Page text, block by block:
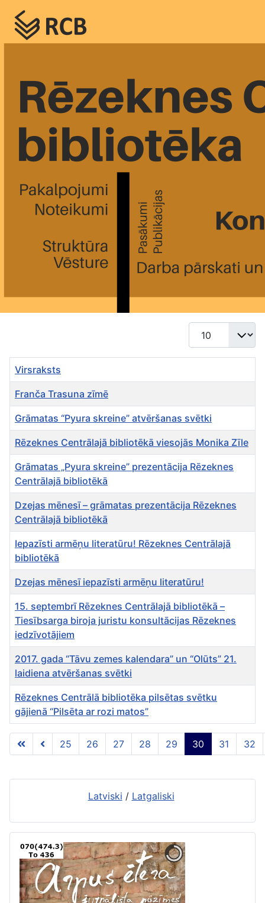
Rādīt #
Rakstu tabula
Virsraksts
Franča Trasuna zīmē
Grāmatas “Pyura skreine” atvēršanas svētki
Rēzeknes Centrālajā bibliotēkā viesojās Monika Zīle
Grāmatas „Pyura skreine” prezentācija Rēzeknes
Centrālajā bibliotēkā
Dzejas mēnesī – grāmatas prezentācija Rēzeknes
Centrālajā bibliotēkā
Iepazīsti armēņu literatūru! Rēzeknes Centrālajā
bibliotēkā
Dzejas mēnesī iepazīsti armēņu literatūru!
15. septembrī Rēzeknes Centrālajā bibliotēkā –
Tiesībsarga biroja juristu konsultācijas Rēzeknes
iedzīvotājiem
2017. gada “Tāvu zemes kalendara” un “Olūts” 21.
laidiena atvēršanas svētki
Rēzeknes Centrālā bibliotēka pilsētas svētku
gājienā “Pilsēta ar rozi matos”
30 lapa no 40
25 26 27 28 29 30 31 32
Latviski / Latgaliski